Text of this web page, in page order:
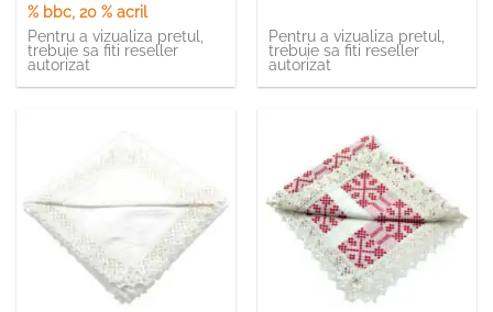
% bbc, 20 % acril
Pentru a vizualiza pretul,
trebuie sa fiti reseller
autorizat
Pentru a vizualiza pretul,
trebuie sa fiti reseller
autorizat